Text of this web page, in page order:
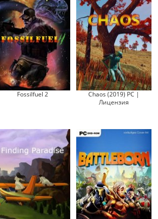
Fossilfuel 2
Chaos (2019) PC |
Лицензия